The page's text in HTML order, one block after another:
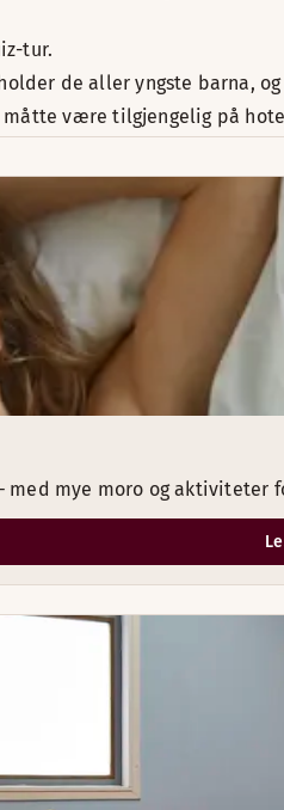
tur.
de aller yngste barna,
være tilgjengelig på
mye moro og aktiviteter